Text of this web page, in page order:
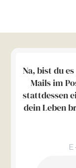
Na, bist du
Mails im
stattdessen
dein Leben